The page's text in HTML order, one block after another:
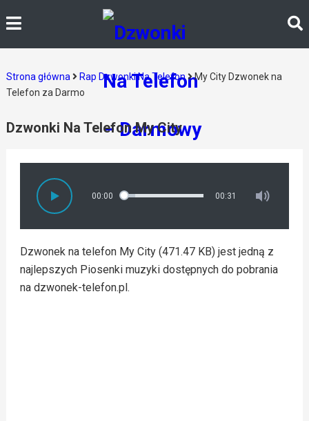
Strona główna Rap Dzwonki Na Telefon
My City Dzwonek na
Telefon za Darmo
Dzwonki Na Telefon My City
00:00 00:31
Dzwonek na telefon My City (471.47 KB) jest jedną z
najlepszych Piosenki muzyki dostępnych do pobrania
na dzwonek-telefon.pl.